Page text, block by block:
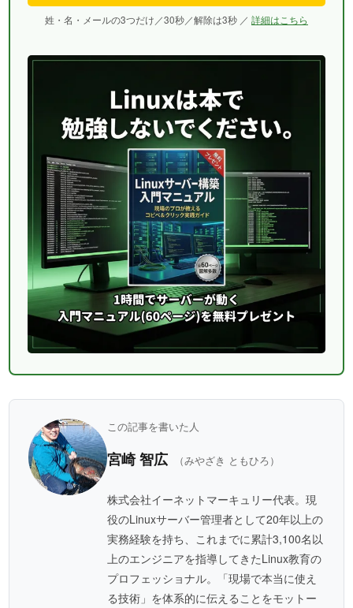
姓・名・メールの3つだけ／30秒／解除は3秒 ／ 詳細はこちら
この記事を書いた人
宮崎 智広 （みやざき ともひろ）
株式会社イーネットマーキュリー代表。現
役のLinuxサーバー管理者として20年以上の
実務経験を持ち、これまでに累計3,100名以
上のエンジニアを指導してきたLinux教育の
プロフェッショナル。「現場で本当に使え
る技術」を体系的に伝えることをモットー